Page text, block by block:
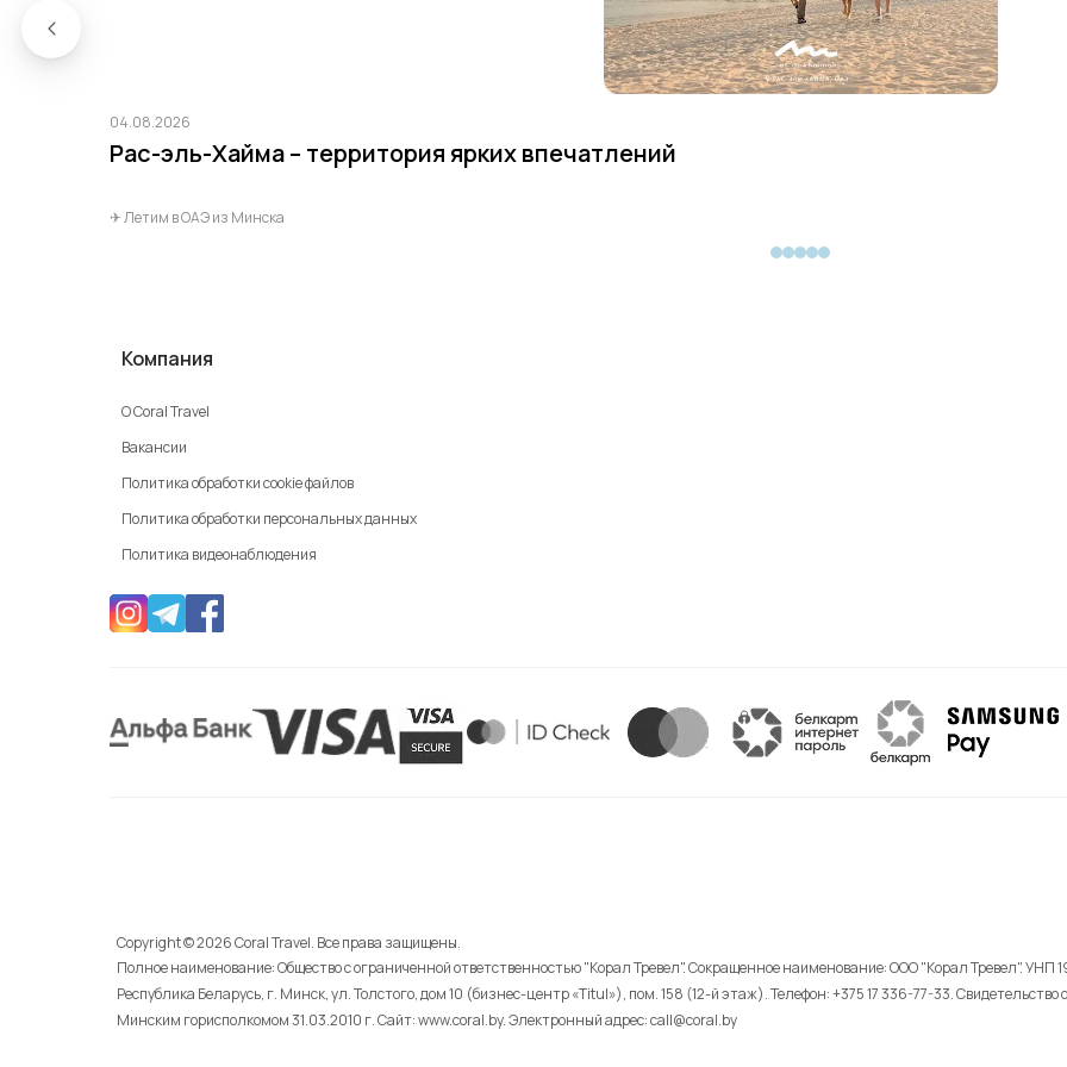
04.08.2026
Рас-эль-Хайма – территория ярких впечатлений
✈ Летим в ОАЭ из Минска
Компания
О Coral Travel
Вакансии
Политика обработки cookie файлов
Политика обработки персональных данных
Политика видеонаблюдения
Copyright © 2026 Coral Travel. Все права защищены.
Полное наименование: Общество с ограниченной ответственностью "Корал Тревел". Сокращенное наименование: ООО "Корал Тревел".
Республика Беларусь, г. Минск, ул. Толстого, дом 10 (бизнес-центр «Titul»), пом. 158 (12-й этаж). Телефон: +375 17 336-77-33.
Минским горисполкомом 31.03.2010 г. Cайт: www.coral.by. Электронный адрес: call@coral.by